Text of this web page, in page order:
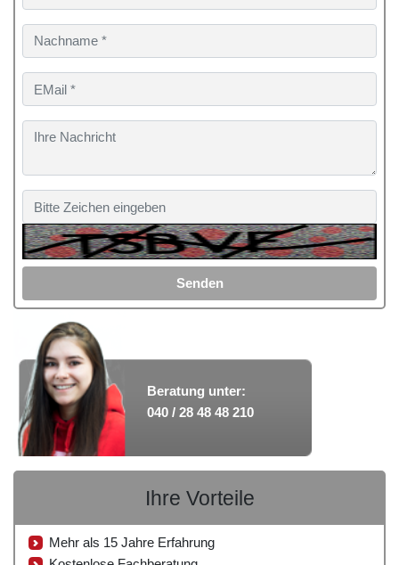
Senden
Beratung unter:
040 / 28 48 48 210
Ihre Vorteile
Mehr als 15 Jahre Erfahrung